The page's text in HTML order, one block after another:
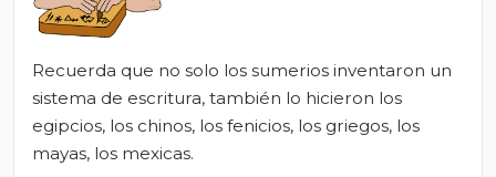
Recuerda que no solo los sumerios inventaron un
sistema de escritura, también lo hicieron los
egipcios, los chinos, los fenicios, los griegos, los
mayas, los mexicas.